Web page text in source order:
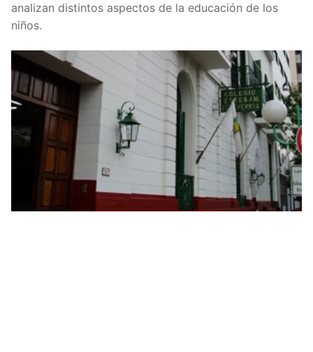
analizan distintos aspectos de la educación de los
niños.